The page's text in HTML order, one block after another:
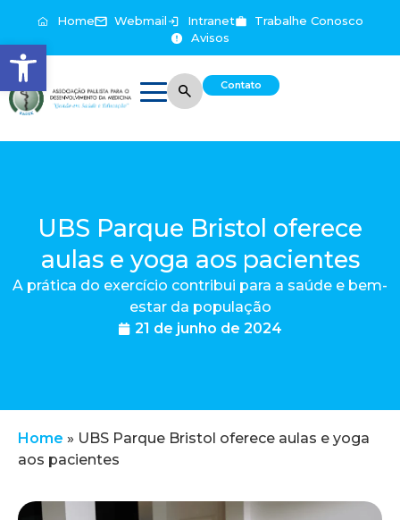
Abrir a barra de ferramentas
Home Webmail Intranet
Trabalhe Conosco
Avisos
Contato
UBS Parque Bristol oferece
aulas e yoga aos pacientes
A prática do exercício contribui para a saúde e bem-
estar da população
21 de junho de 2024
Home » UBS Parque Bristol oferece aulas e yoga
aos pacientes